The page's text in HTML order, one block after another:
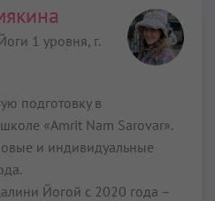
1 уровня, г.
подготовку в
«Amrit Nam Sarovar».
и индивидуальные
Йогой с 2020 года –